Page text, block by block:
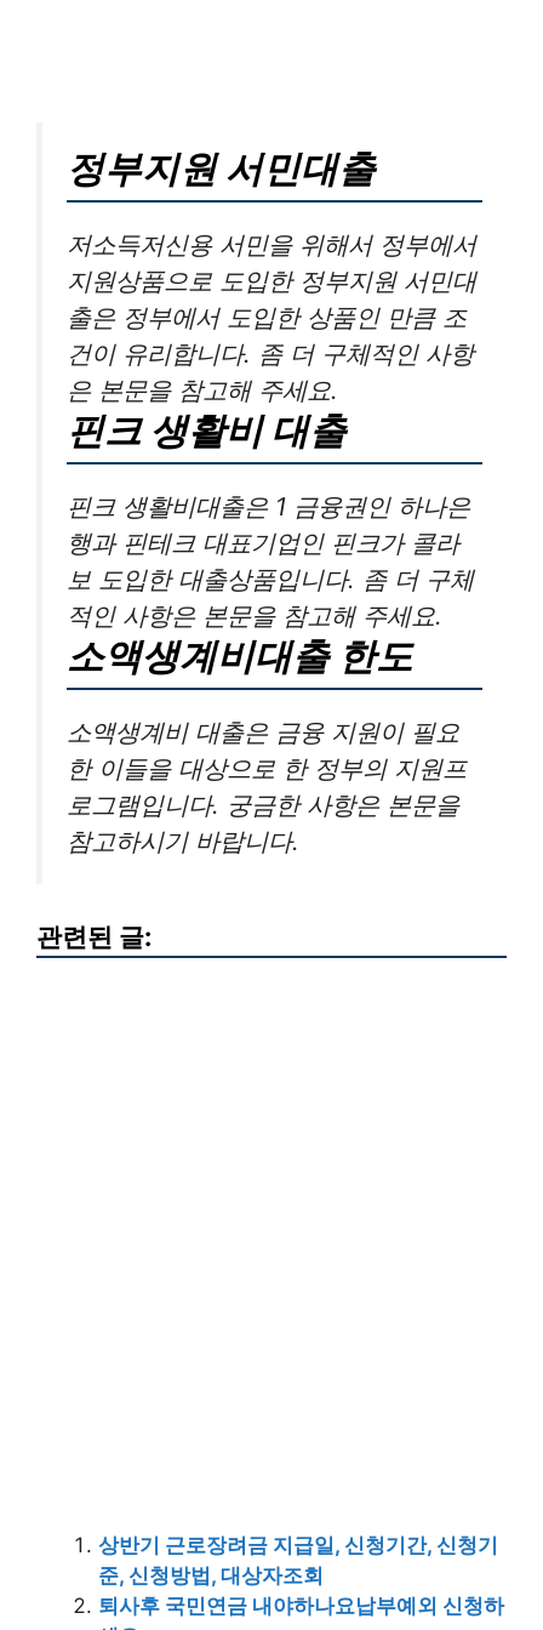
정부지원 서민대출
저소득저신용 서민을 위해서 정부에서
지원상품으로 도입한 정부지원 서민대
출은 정부에서 도입한 상품인 만큼 조
건이 유리합니다. 좀 더 구체적인 사항
은 본문을 참고해 주세요.
핀크 생활비 대출
핀크 생활비대출은 1 금융권인 하나은
행과 핀테크 대표기업인 핀크가 콜라
보 도입한 대출상품입니다. 좀 더 구체
적인 사항은 본문을 참고해 주세요.
소액생계비대출 한도
소액생계비 대출은 금융 지원이 필요
한 이들을 대상으로 한 정부의 지원프
로그램입니다. 궁금한 사항은 본문을
참고하시기 바랍니다.
관련된 글:
상반기 근로장려금 지급일, 신청기간, 신청기
준, 신청방법, 대상자조회
퇴사후 국민연금 내야하나요납부예외 신청하